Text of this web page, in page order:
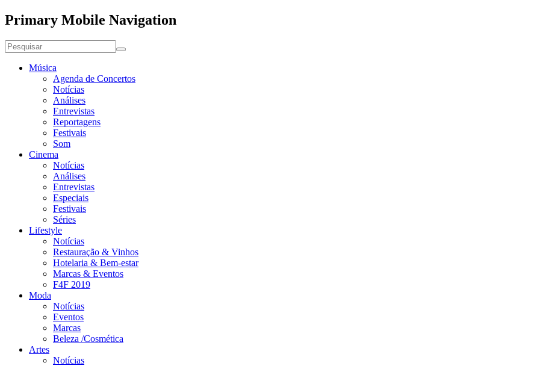
Primary Mobile Navigation
Música
Agenda de Concertos
Notícias
Análises
Entrevistas
Reportagens
Festivais
Som
Cinema
Notícias
Análises
Entrevistas
Especiais
Festivais
Séries
Lifestyle
Notícias
Restauração & Vinhos
Hotelaria & Bem-estar
Marcas & Eventos
F4F 2019
Moda
Notícias
Eventos
Marcas
Beleza /Cosmética
Artes
Notícias